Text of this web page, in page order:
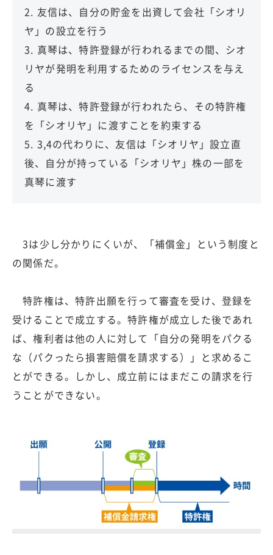
2. 友信は、自分の貯金を出資して会社「シオリ
ヤ」の設立を行う
3. 真琴は、特許登録が行われるまでの間、シオ
リヤが発明を利用するためのライセンスを与え
る
4. 真琴は、特許登録が行われたら、その特許権
を「シオリヤ」に渡すことを約束する
5. 3,4の代わりに、友信は「シオリヤ」設立直
後、自分が持っている「シオリヤ」株の一部を
真琴に渡す
3は少し分かりにくいが、「補償金」という制度と
の関係だ。
特許権は、特許出願を行って審査を受け、登録を
受けることで成立する。特許権が成立した後であれ
ば、権利者は他の人に対して「自分の発明をパクる
な（パクったら損害賠償を請求する）」と求めるこ
とができる。しかし、成立前にはまだこの請求を行
うことができない。